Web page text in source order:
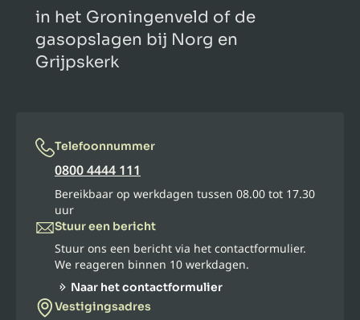
in het Groningenveld of de
gasopslagen bij Norg en
Grijpskerk
Telefoonnummer
0800 4444 111
Bereikbaar op werkdagen tussen 08.00 tot 17.30
uur
Stuur een bericht
Stuur ons een bericht via het contactformulier.
We reageren binnen 10 werkdagen.
Naar het contactformulier
Vestigingsadres